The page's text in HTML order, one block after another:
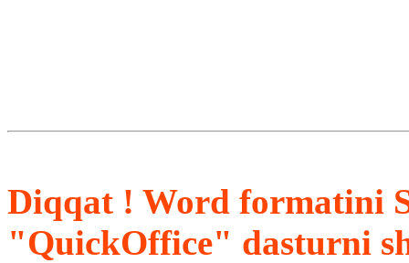
Diqqat ! Word formatini
"QuickOffice" dasturni